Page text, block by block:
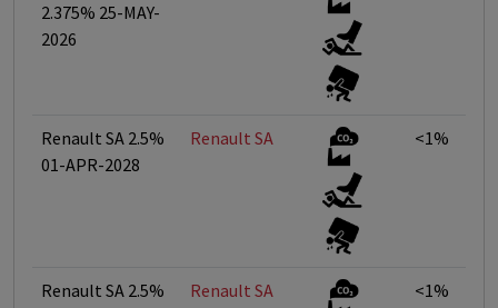
2.375% 25-MAY-
2026
Renault SA 2.5%
01-APR-2028
Renault SA <1%
Renault SA 2.5%
Renault SA <1%